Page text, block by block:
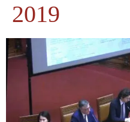
2019